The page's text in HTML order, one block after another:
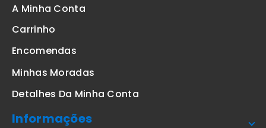
A Minha Conta
Carrinho
Encomendas
Minhas Moradas
Detalhes Da Minha Conta
Informações